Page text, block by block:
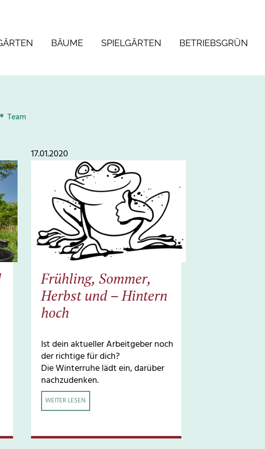
BÄUME SPIELGÄRTEN BETRIEBSGRÜN
•Team
17.01.2020
Frühling, Sommer,
Herbst und – Hintern
hoch
Ist dein aktueller Arbeitgeber noch
der richtige für dich?
Die Winterruhe lädt ein, darüber
nachzudenken.
WEITER LESEN